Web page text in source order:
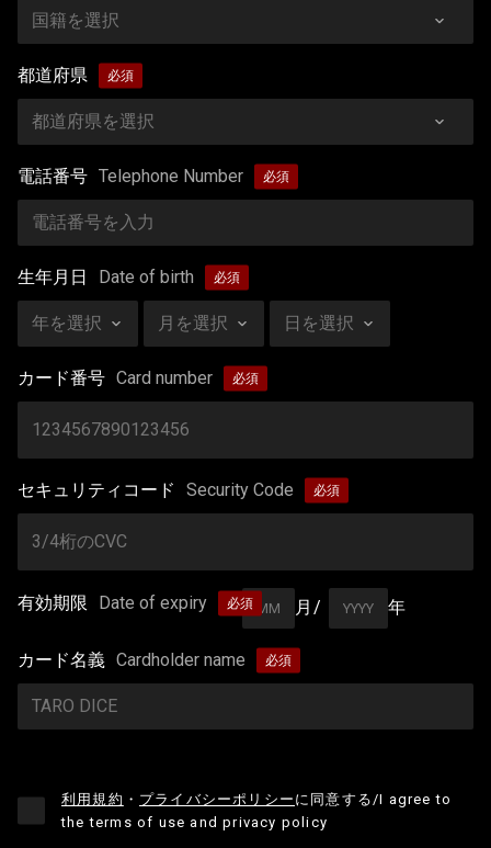
都道府県
電話番号 Telephone Number
生年月日 Date of birth
カード番号 Card number
セキュリティコード Security Code
有効期限 Date of expiry 月/ 年
カード名義 Cardholder name
利用規約 ・ プライバシーポリシー に同意する /I agree to
the terms of use and privacy policy